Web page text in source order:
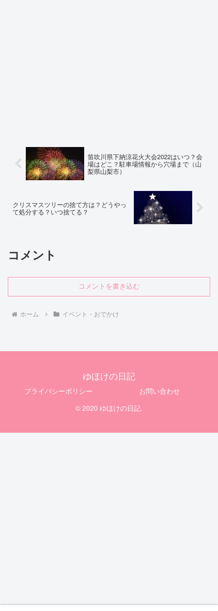
笛吹川県下納涼花火大会2022はいつ？会
場はどこ？駐車場情報から穴場まで（山
梨県山梨市）
クリスマスツリーの捨て方は？どうやっ
て処分する？いつ捨てる？
コメント
コメントを書き込む
ホーム イベント・おでかけ
ゆほけの日記
プライバシーポリシー
お問い合わせ
© 2020 ゆほけの日記.